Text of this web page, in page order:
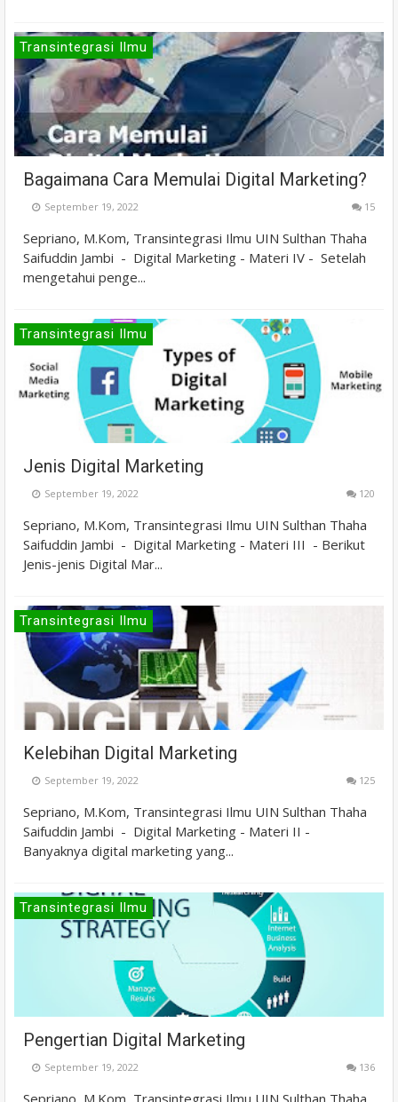
Transintegrasi Ilmu
Bagaimana Cara Memulai Digital Marketing?
September 19, 2022 15
Sepriano, M.Kom, Transintegrasi Ilmu UIN Sulthan Thaha
Saifuddin Jambi - Digital Marketing - Materi IV - Setelah
mengetahui penge...
Transintegrasi Ilmu
Jenis Digital Marketing
September 19, 2022 120
Sepriano, M.Kom, Transintegrasi Ilmu UIN Sulthan Thaha
Saifuddin Jambi - Digital Marketing - Materi III - Berikut
Jenis-jenis Digital Mar...
Transintegrasi Ilmu
Kelebihan Digital Marketing
September 19, 2022 125
Sepriano, M.Kom, Transintegrasi Ilmu UIN Sulthan Thaha
Saifuddin Jambi - Digital Marketing - Materi II -
Banyaknya digital marketing yang...
Transintegrasi Ilmu
Pengertian Digital Marketing
September 19, 2022 136
Sepriano, M.Kom, Transintegrasi Ilmu UIN Sulthan Thaha